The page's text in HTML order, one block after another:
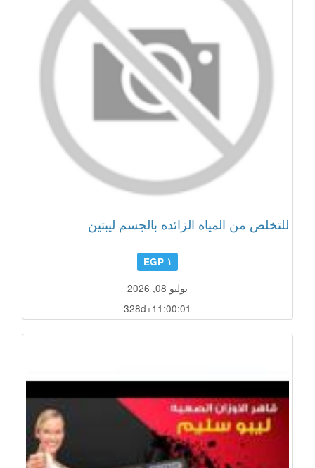
للتخلص من المياه الزائده بالجسم ليبتين
١ EGP
يوليو 08, 2026
328d+10:59:58